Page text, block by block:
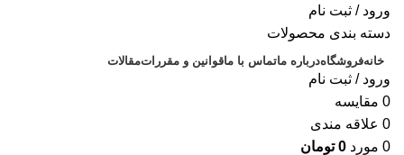
ورود / ثبت نام
دسته بندی محصولات
خانهفروشگاهدرباره ماتماس با ماقوانین و مقرراتمقالات
ورود / ثبت نام
0 مقايسه
0 علاقه مندی
0 مورد 0 تومان